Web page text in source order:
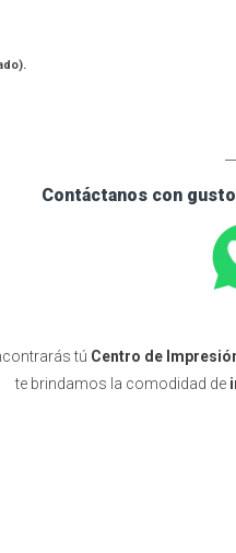
Contáctanos con
tú Centro de
te brindamos la comodidad de